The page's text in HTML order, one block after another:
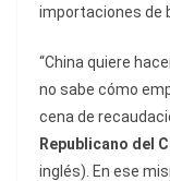
importaciones de
“China quiere
no sabe cómo
cena de
Republicano del
inglés). En ese